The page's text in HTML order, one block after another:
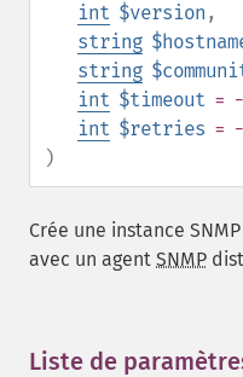
int $version ,
string
string
int $timeout =
int $retries =
)
Crée une instance
avec un agent SNMP
Liste de